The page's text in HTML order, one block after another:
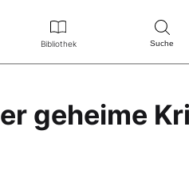
Bibliothek Suche
geheime